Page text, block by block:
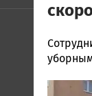
Ольга
Image